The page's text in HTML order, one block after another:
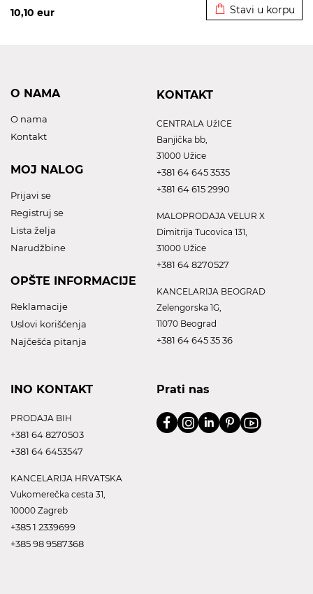
10,10 eur Stavi u korpu
O NAMA
O nama
Kontakt
MOJ NALOG
Prijavi se
Registruj se
Lista želja
Narudžbine
OPŠTE INFORMACIJE
Reklamacije
Uslovi korišćenja
Najčešća pitanja
KONTAKT
CENTRALA UžICE
Banjička bb,
31000 Užice
+381 64 645 3535
+381 64 615 2990
MALOPRODAJA VELUR X
Dimitrija Tucovica 131,
31000 Užice
+381 64 8270527
KANCELARIJA BEOGRAD
Zelengorska 1G,
11070 Beograd
+381 64 645 35 36
INO KONTAKT
PRODAJA BIH
+381 64 8270503
+381 64 6453547
KANCELARIJA HRVATSKA
Vukomerečka cesta 31,
10000 Zagreb
+385 1 2339699
+385 98 9587368
Prati nas